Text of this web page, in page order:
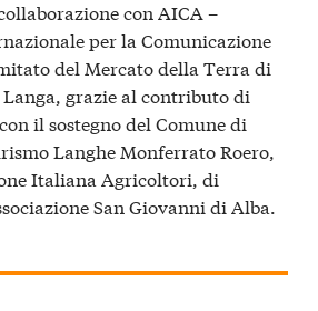
con AICA –
per la Comunicazione
del Mercato della Terra di
grazie al contributo di
il sostegno del Comune di
Langhe Monferrato Roero,
Italiana Agricoltori, di
San Giovanni di Alba.